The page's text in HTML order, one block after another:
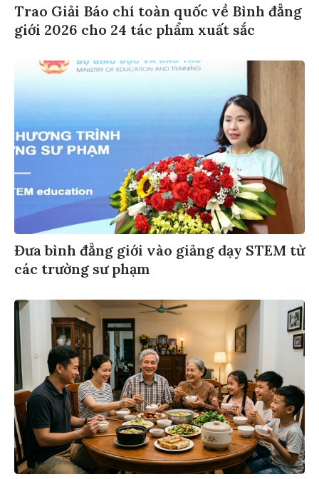
Trao Giải Báo chí toàn quốc về Bình đẳng
giới 2026 cho 24 tác phẩm xuất sắc
Đưa bình đẳng giới vào giảng dạy STEM từ
các trường sư phạm